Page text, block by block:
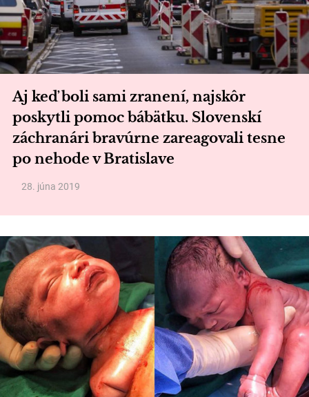
Aj keď boli sami zranení, najskôr
poskytli pomoc bábätku. Slovenskí
záchranári bravúrne zareagovali tesne
po nehode v Bratislave
28. júna 2019